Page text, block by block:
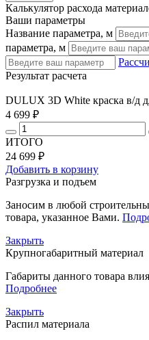
Калькулятор расхода
Ваши параметры
Название параметра, м
параметра, м
Результат расчета
DULUX 3D White краска в/д
4 699 ₽
ИТОГО
24 699 ₽
Добавить в корзину
Разгрузка и подъем
Заносим в любой
товара, указанное Вами.
Закрыть
Крупногабаритный материал
Габариты данного товара
Подробнее
Закрыть
Распил материала